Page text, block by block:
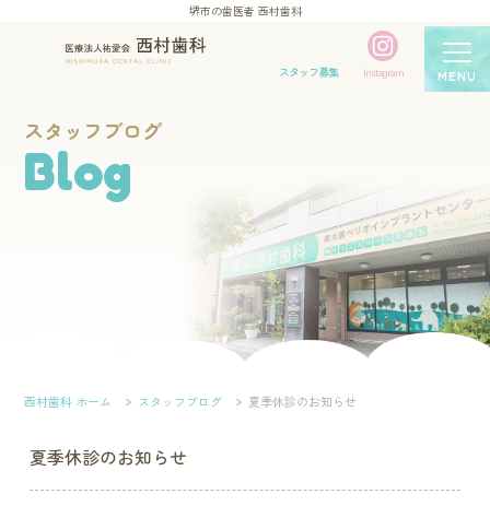
堺市の歯医者 西村歯科
スタッフ募集 Instagram MENU
スタッフブログ
Blog
西村歯科 ホーム スタッフブログ 夏季休診のお知らせ
夏季休診のお知らせ